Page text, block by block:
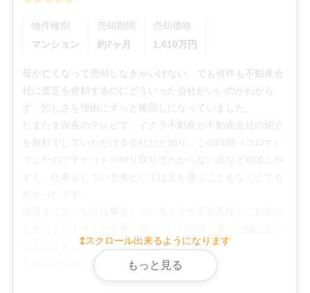
物件種別
マンション
売却期間
約7ヶ月
売却価格
1,610万円
母が亡くなって売却しなきゃいけない、でも何件も不動産会
社に査定を依頼するのにどういった会社がいいのかわから
ず、忙しさを理由にずっと後回しになっていました。
たまたま深夜のテレビで、イクラ不動産が不動産会社の紹介
を無料でしていただける会社だと知り、この時期（コロナ）
り会えますよう心よりお祈り申し上げます。
この度は本当にありがとうございました。
スクロール出来るようになります
もっと見る